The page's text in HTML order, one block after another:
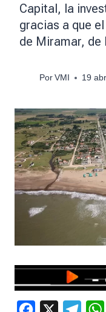
Capital, la
gracias a que
de Miramar, de
Por VMI 19